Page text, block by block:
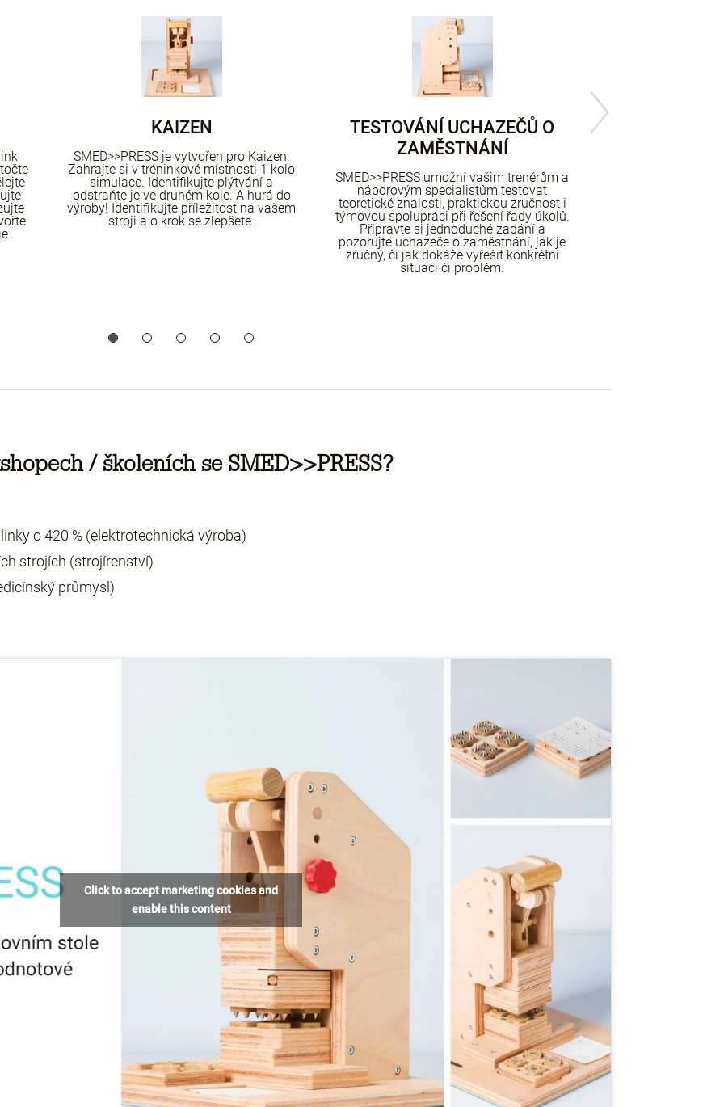
KAIZEN
SMED>>PRESS je vytvořen pro Kaizen.
Zahrajte si v tréninkové místnosti 1 kolo
simulace. Identifikujte plýtvání a
odstraňte je ve druhém kole. A hurá do
výroby! Identifikujte příležitost na vašem
stroji a o krok se zlepšete.
TESTOVÁNÍ UCHAZEČŮ O
ZAMĚSTNÁNÍ
SMED>>PRESS umožní vašim trenérům a
náborovým specialistům testovat
teoretické znalosti, praktickou zručnost i
týmovou spolupráci při řešení řady úkolů.
Připravte si jednoduché zadání a
pozorujte uchazeče o zaměstnání, jak je
zručný, či jak dokáže vyřešit konkrétní
situaci či problém.
/ školeních se SMED>>PRESS?
o 420 % (elektrotechnická výroba)
strojích (strojírenství)
průmysl)
Click to accept marketing cookies and
enable this content